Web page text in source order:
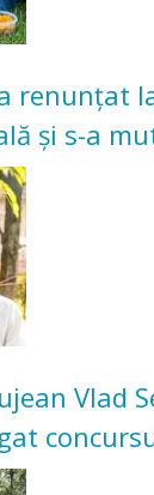
renunțat
și s-a
în
Vlad
Grădinii